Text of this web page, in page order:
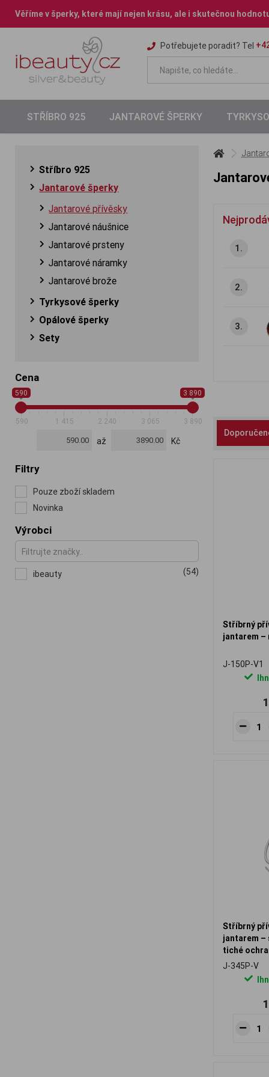
Věříme v šperky, které mají nejen krásu, ale i skutečnou
Potřebujete poradit? Tel
STŘÍBRO 925 JANTAROVÉ ŠPERKY
Stříbro 925
Jantarové šperky
Jantarové přívěsky
Jantarové náušnice
Jantarové prsteny
Jantarové náramky
Jantarové brože
Tyrkysové šperky
Opálové šperky
Sety
Cena
590 3 890
590 1 415 2 240 3 065 3 890
až Kč
Filtry
Pouze zboží skladem
Novinka
Výrobci
ibeauty (54)
1.
2.
3.
Stříbrný
jantarem –
J-150P-V1
Stříbrný
jantarem –
tiché
J-345P-V